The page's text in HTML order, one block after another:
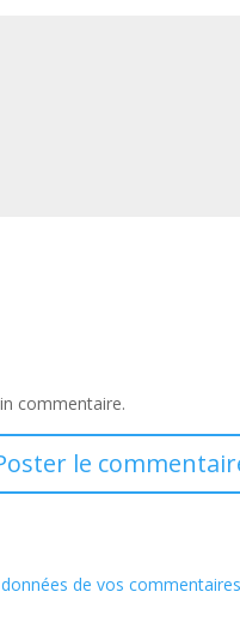
commentaire.
de vos